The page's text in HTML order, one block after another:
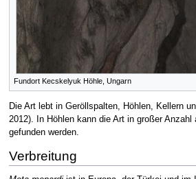
Fundort Kecskelyuk Höhle, Ungarn
Die Art lebt in Geröllspalten, Höhlen, Kellern
2012). In Höhlen kann die Art in großer Anzahl
gefunden werden.
Verbreitung